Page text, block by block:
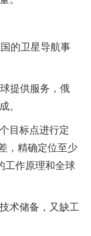
的卫星导航事
提供服务，俄
。
目标点进行定
，精确定位至少
工作原理和全球
术储备，又缺工